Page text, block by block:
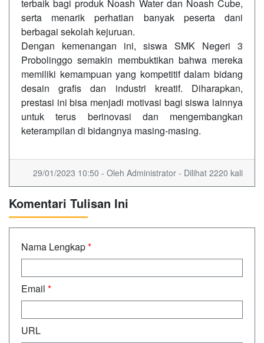
terbaik bagi produk Noash Water dan Noash Cube,
serta menarik perhatian banyak peserta dani
berbagai sekolah kejuruan.
Dengan kemenangan ini, siswa SMK Negeri 3
Probolinggo semakin membuktikan bahwa mereka
memiliki kemampuan yang kompetitif dalam bidang
desain grafis dan industri kreatif. Diharapkan,
prestasi ini bisa menjadi motivasi bagi siswa lainnya
untuk terus berinovasi dan mengembangkan
keterampilan di bidangnya masing-masing.
29/01/2023 10:50 - Oleh Administrator - Dilihat 2220 kali
Komentari Tulisan Ini
Nama Lengkap*
Email *
URL